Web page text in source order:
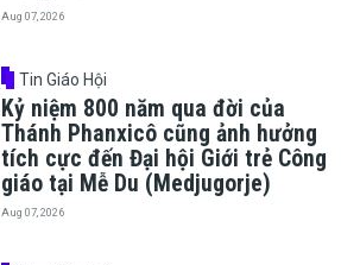
Aug 07, 2026
Tin Giáo Hội
Kỷ niệm 800 năm qua đời của
Thánh Phanxicô cũng ảnh hưởng
tích cực đến Đại hội Giới trẻ Công
giáo tại Mễ Du (Medjugorje)
Aug 07, 2026